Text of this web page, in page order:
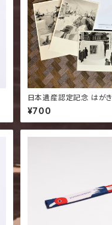
日本遺産認定記念 はがき
枚）
¥700